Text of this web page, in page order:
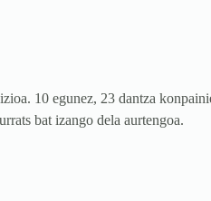
10 egunez, 23 dantza
bat izango dela aurtengoa.